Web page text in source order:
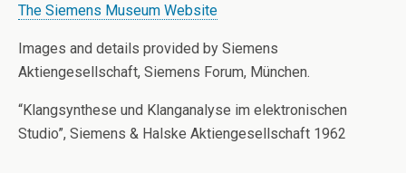
The Siemens Museum Website
Images and details provided by Siemens
Aktiengesellschaft, Siemens Forum, München.
“Klangsynthese und Klanganalyse im elektronischen
Studio”, Siemens & Halske Aktiengesellschaft 1962